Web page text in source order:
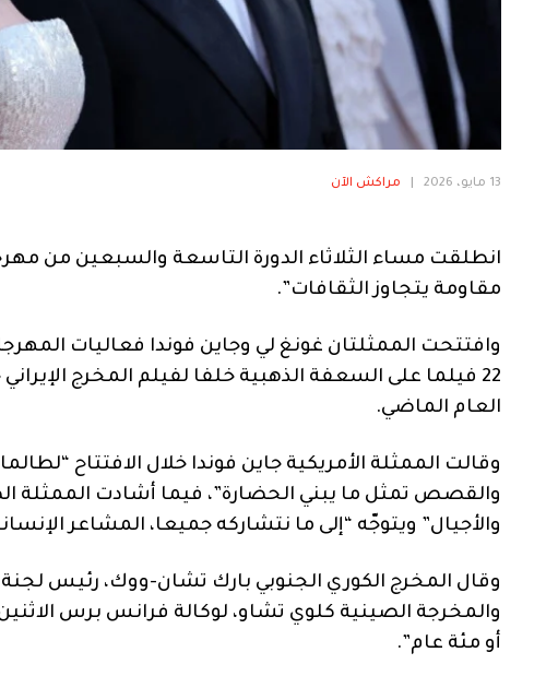
13 مايو، 2026 مراكش الآن
انطلقت مساء الثلاثاء الدورة التاسعة والسبعين من
مقاومة يتجاوز الثقافات”.
وافتتحت الممثلتان غونغ لي وجاين فوندا فعاليات
22 فيلما على السعفة الذهبية خلفا لفيلم المخرج
العام الماضي.
وقالت الممثلة الأمريكية جاين فوندا خلال الافتتاح
والقصص تمثل ما يبني الحضارة”، فيما أشادت الممثلة
والأجيال” ويتوجّه “إلى ما نتشاركه جميعا، المشاعر
وقال المخرج الكوري الجنوبي بارك تشان-ووك، رئيس لجنة
والمخرجة الصينية كلوي تشاو، لوكالة فرانس برس
أو مئة عام”.